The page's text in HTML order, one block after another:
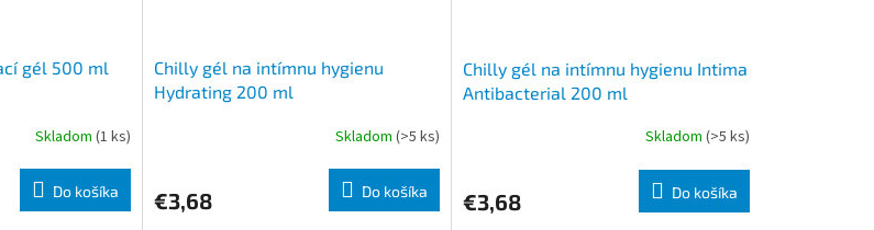
gél 500 ml
Skladom (1 ks)
Do košíka
Chilly gél na intímnu hygienu
Hydrating 200 ml
Skladom (>5 ks)
€3,68 Do košíka
Chilly gél na intímnu hygienu Intima
Antibacterial 200 ml
Skladom (>5 ks)
€3,68 Do košíka